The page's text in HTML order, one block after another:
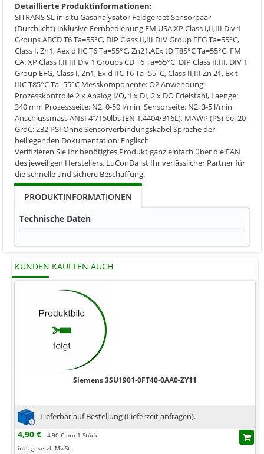
Detaillierte Produktinformationen:
SITRANS SL in-situ Gasanalysator Feldgeraet Sensorpaar
(Durchlicht) inklusive Fernbedienung FM USA:XP Class I,II,III Div 1
Groups ABCD T6 Ta=55°C, DIP Class II,III DIV Group EFG Ta=55°C,
Class I, Zn1, Aex d IIC T6 Ta=55°C, Zn21,AEx tD T85°C Ta=55°C, FM
CA: XP Class I,II,III Div 1 Groups CD T6 Ta=55°C, DIP Class II,III, DIV 1
Group EFG, Class I, Zn1, Ex d IIC T6 Ta=55°C, Class II,III Zn 21, Ex t
IIIC T85°C Ta=55°C Messkomponente: O2 Anwendung:
Prozesskontrolle 2 x Analog I/O, 1 x DI, 2 x DO Edelstahl, Laenge:
340 mm Prozessseite: N2, 0-50 l/min, Sensorseite: N2, 3-5 l/min
Anschlussmass ANSI 4"/150lbs (EN 1.4404/316L), MAWP (PS) bei 20
GrdC: 232 PSI Ohne Sensorverbindungskabel Sprache der
beiliegenden Dokumentation: Englisch
Verifizieren Sie Ihr benötigtes Produkt ganz einfach über die EAN
des jeweiligen Herstellers. LuConDa ist Ihr verlässlicher Partner für
die schnelle und sichere Beschaffung.
PRODUKTINFORMATIONEN
Technische Daten
KUNDEN KAUFTEN AUCH
Siemens 3SU1901-0FT40-0AA0-ZY11
Lieferbar auf Bestellung (Lieferzeit anfragen).
4,90 €
4,90 € pro 1 Stück
inkl. gesetzl. MwSt.